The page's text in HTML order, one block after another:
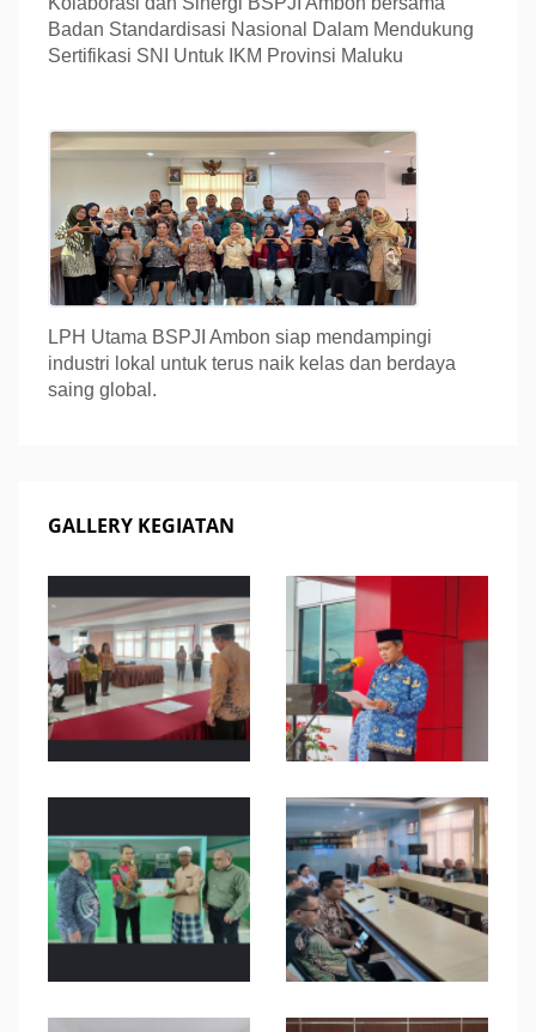
Badan Standardisasi Nasional Dalam Mendukung
Sertifikasi SNI Untuk IKM Provinsi Maluku
LPH Utama BSPJI Ambon siap mendampingi
industri lokal untuk terus naik kelas dan berdaya
saing global.
GALLERY KEGIATAN